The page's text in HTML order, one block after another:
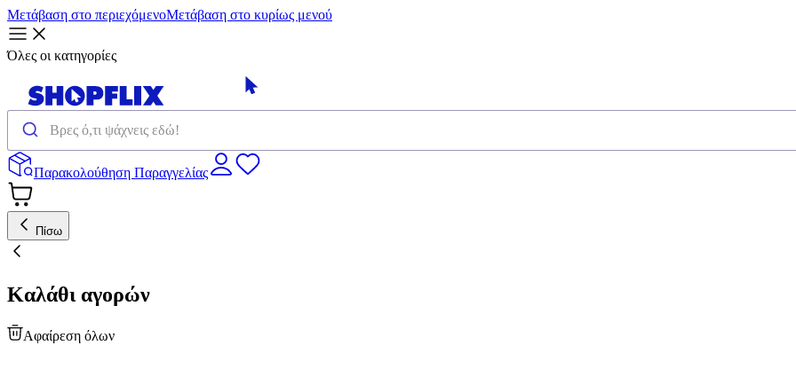
Μετάβαση στο περιεχόμενοΜετάβαση στο κυρίως μενού
Όλες οι κατηγορίες
Παρακολούθηση Παραγγελίας
Πίσω
Καλάθι αγορών
Αφαίρεση όλων